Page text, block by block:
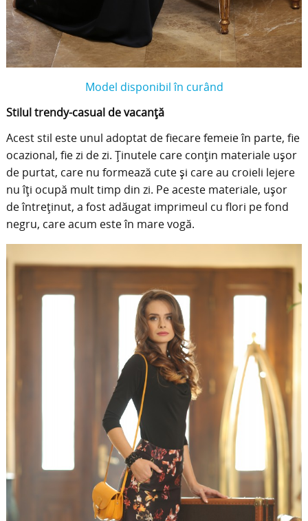
Model disponibil în curând
Stilul trendy-casual de vacanță
Acest stil este unul adoptat de fiecare femeie în parte, fie
ocazional, fie zi de zi. Ținutele care conțin materiale ușor
de purtat, care nu formează cute și care au croieli lejere
nu îți ocupă mult timp din zi. Pe aceste materiale, ușor
de întreținut, a fost adăugat imprimeul cu flori pe fond
negru, care acum este în mare vogă.